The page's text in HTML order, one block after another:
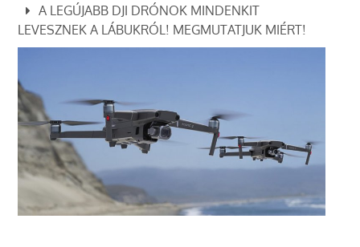
A LEGÚJABB DJI DRÓNOK MINDENKIT
LEVESZNEK A LÁBUKRÓL! MEGMUTATJUK MIÉRT!